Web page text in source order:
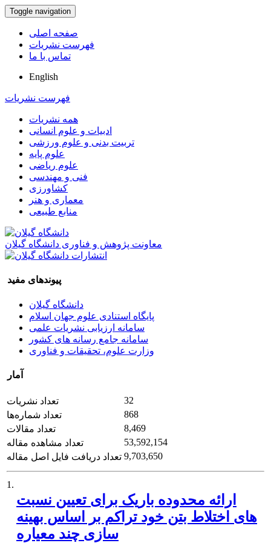
Toggle navigation
صفحه اصلی
فهرست نشریات
تماس با ما
English
فهرست نشریات
همه نشریات
ادبیات و علوم انسانی
تربیت بدنی و علوم ورزشی
علوم پایه
علوم ریاضی
فنی و مهندسی
کشاورزی
معماری و هنر
منابع طبیعی
معاونت پژوهش و فناوری دانشگاه گیلان
پیوندهای مفید
دانشگاه گیلان
پایگاه استنادی علوم جهان اسلام
سامانه ارزیابی نشریات علمی
سامانه جامع رسانه های کشور
وزارت علوم، تحقیقات و فناوری
آمار
تعداد نشریات
32
تعداد شماره‌ها
868
تعداد مقالات
8,469
تعداد مشاهده مقاله
53,592,154
تعداد دریافت فایل اصل مقاله 9,703,650
1.
ارائه محدوده باریک برای تعیین نسبت
های اختلاط بتن خود تراکم بر اساس بهینه
سازی چند معیاره